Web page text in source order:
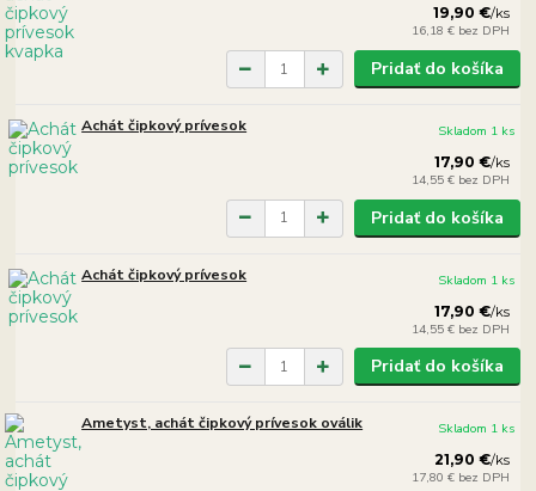
19,90 €/ks
16,18 € bez DPH
Pridať do košíka
Achát čipkový prívesok
17,90 €/ks
14,55 € bez DPH
Skladom 1 ks
Pridať do košíka
Achát čipkový prívesok
17,90 €/ks
14,55 € bez DPH
Skladom 1 ks
Pridať do košíka
Ametyst, achát čipkový prívesok oválik
21,90 €/ks
17,80 € bez DPH
Skladom 1 ks